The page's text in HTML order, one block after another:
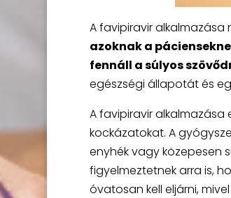
A favipiravir alkalmazása
azoknak a
fennáll a súlyos
egészségi állapotát és
A favipiravir
kockázatokat. A
enyhék vagy közepesen
figyelmeztetnek arra is,
óvatosan kell eljárni,